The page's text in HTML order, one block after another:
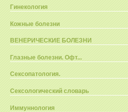
Гинекология
Кожные болезни
ВЕНЕРИЧЕСКИЕ БОЛЕЗНИ
Глазные болезни. Офт...
Сексопатология.
Сексологический словарь
Иммуннология